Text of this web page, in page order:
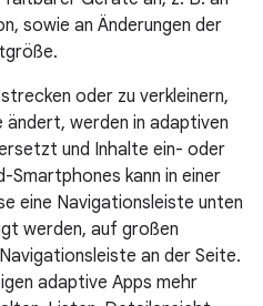
sowie an Änderungen der
oder zu verkleinern,
werden in adaptiven
und Inhalte ein- oder
Smartphones kann in einer
eine Navigationsleiste unten
werden, auf großen
an der Seite.
adaptive Apps mehr